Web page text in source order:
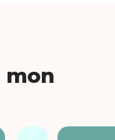
mon